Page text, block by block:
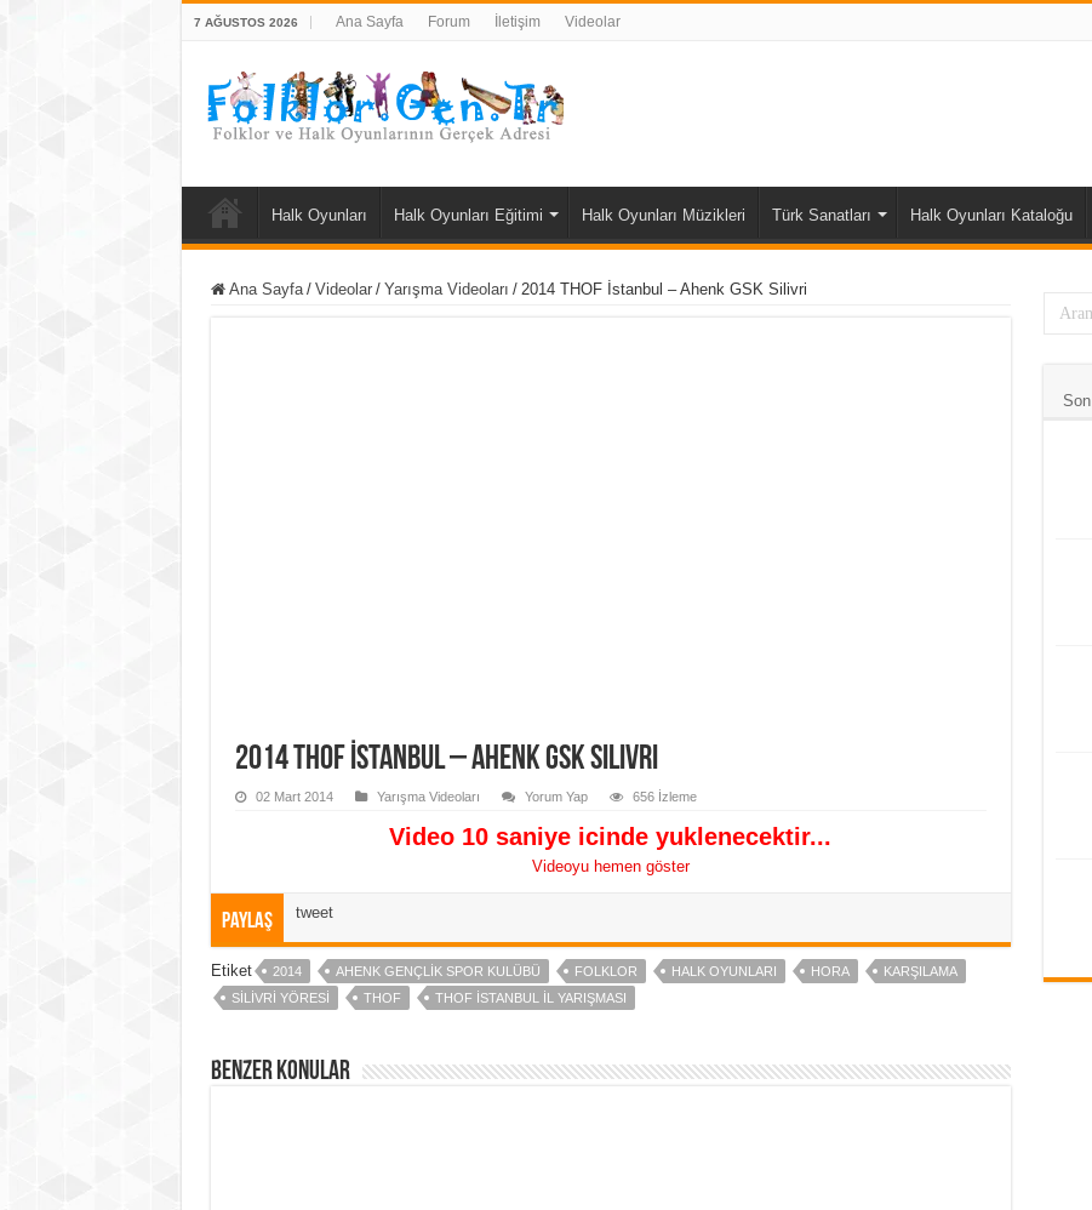
7 AĞUSTOS 2026 Ana Sayfa Forum İletişim Videolar
Halk Oyunları Halk Oyunları Eğitimi Halk Oyunları Müzikleri Türk Sanatları Halk Oyunları Kataloğu
Ana Sayfa / Videolar / Yarışma Videoları / 2014 THOF İstanbul – Ahenk GSK Silivri
2014 THOF İstanbul – Ahenk GSK Silivri
02 Mart 2014 Yarışma Videoları Yorum Yap 656 İzleme
Video 10 saniye icinde yuklenecektir...
Videoyu hemen göster
Paylaş tweet
Etiket 2014 AHENK GENÇLIK SPOR KULÜBÜ FOLKLOR HALK OYUNLARI HORA
KARŞILAMA
SILIVRI YÖRESI
THOF THOF ISTANBUL IL YARIŞMASI
Benzer Konular
Son